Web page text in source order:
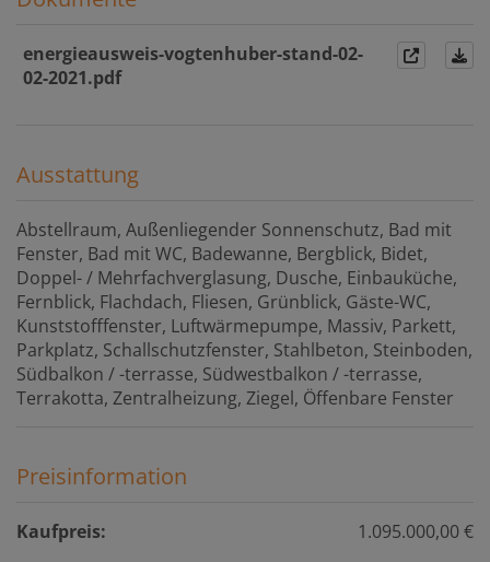
energieausweis-vogtenhuber-stand-02-
02-2021.pdf
Ausstattung
Abstellraum Außenliegender Sonnenschutz Bad mit
Fenster Bad mit WC Badewanne Bergblick Bidet
Doppel- / Mehrfachverglasung Dusche Einbauküche
Fernblick Flachdach Fliesen Grünblick Gäste-WC
Kunststofffenster Luftwärmepumpe Massiv Parkett
Parkplatz Schallschutzfenster Stahlbeton Steinboden
Südbalkon / -terrasse Südwestbalkon / -terrasse
Terrakotta Zentralheizung Ziegel Öffenbare Fenster
Preisinformation
Kaufpreis: 1.095.000,00 €